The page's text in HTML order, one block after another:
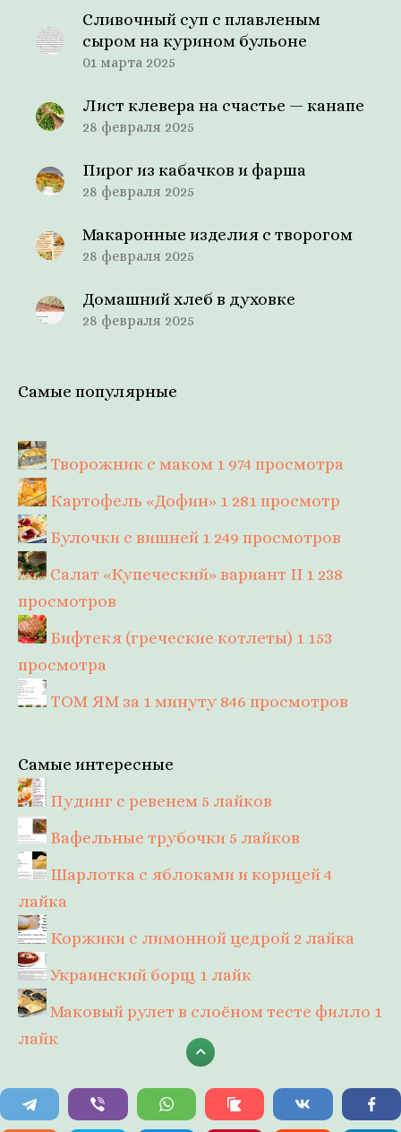
Сливочный суп с плавленым
сыром на курином бульоне
01 марта 2025
Лист клевера на счастье — канапе
28 февраля 2025
Пирог из кабачков и фарша
28 февраля 2025
Макаронные изделия с творогом
28 февраля 2025
Домашний хлеб в духовке
28 февраля 2025
Самые популярные
Творожник с маком 1 974 просмотра
Картофель «Дофин» 1 281 просмотр
Булочки с вишней 1 249 просмотров
Салат «Купеческий» вариант II 1 238
просмотров
Бифтекя (греческие котлеты) 1 153
просмотра
ТОМ ЯМ за 1 минуту 846 просмотров
Самые интересные
Пудинг с ревенем 5 лайков
Вафельные трубочки 5 лайков
Шарлотка с яблоками и корицей4
лайка
Коржики с лимонной цедрой 2 лайка
Украинский борщ 1 лайк
Маковый рулет в слоёном тесте филло 1
лайк